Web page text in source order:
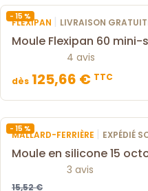
- 15 %
FLEXIPAN | LIVRAISON
Moule Flexipan 60
4 avis
dès 125,66 € TTC
- 15 %
MALLARD-FERRIÈRE | EXPÉDIÉ
Moule en silicone 15
3 avis
15,52 €